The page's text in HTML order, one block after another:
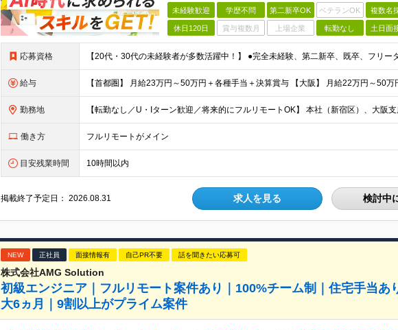
未経験歓迎 学歴不問 第二新卒OK ベテランOK 複数名
休日120日 賞与複数月 上場企業 転勤なし 土日面
応募資格
給与
勤務地
働き方 フルリモートがメイン
目安残業時間 10時間以内
掲載終了予定日：2026.08.31 求人を見る 検討中
NEW 正社員 面接情報有 自己PR不要 話を聞きたい応募可
株式会社AMG Solution
初級エンジニア｜フルリモート案件あり｜100%チーム制｜住宅手当あ
大6ヵ月｜9割以上がプライム案件